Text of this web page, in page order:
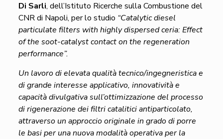
Di Sarli, dell’Istituto Ricerche sulla Combustione del
CNR di Napoli, per lo studio “Catalytic diesel
particulate filters with highly dispersed ceria: Effect
of the soot-catalyst contact on the regeneration
performance”.
Un lavoro di elevata qualità tecnico/ingegneristica e
di grande interesse applicativo, innovatività e
capacità divulgativa sull’ottimizzazione del processo
di rigenerazione dei filtri catalitici antiparticolato,
attraverso un approccio originale in grado di porre
le basi per una nuova modalità operativa per la